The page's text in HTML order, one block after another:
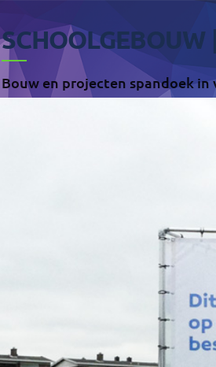
Bouw en projecten spandoek in